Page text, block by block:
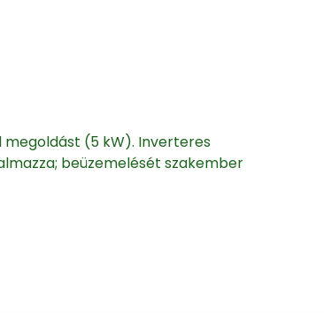
megoldást (5 kW). Inverteres
beüzemelését szakember